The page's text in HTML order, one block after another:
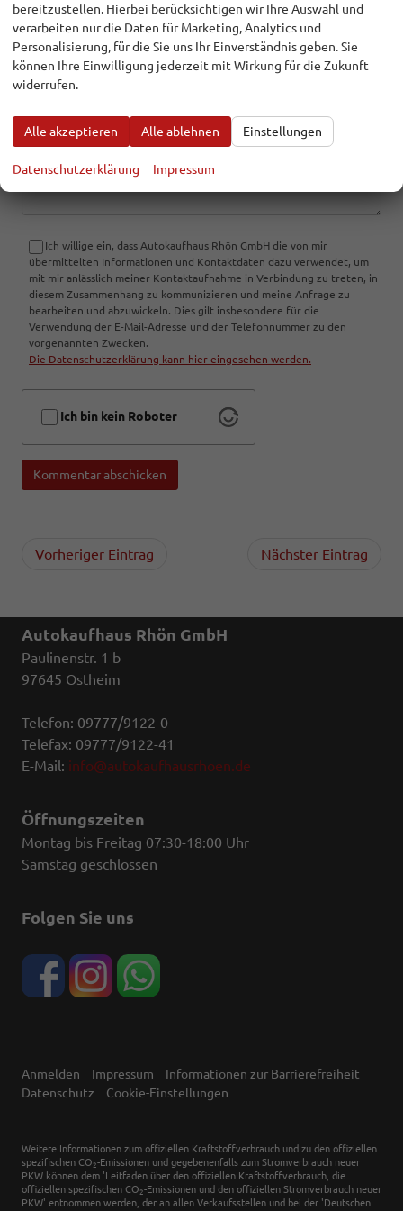
E-Mail
Kommentar
Ich willige ein, dass Autokaufhaus Rhön GmbH die von mir
übermittelten Informationen und Kontaktdaten dazu verwendet, um
mit mir anlässlich meiner Kontaktaufnahme in Verbindung zu treten, in
diesem Zusammenhang zu kommunizieren und meine Anfrage zu
bearbeiten und abzuwickeln. Dies gilt insbesondere für die
Verwendung der E-Mail-Adresse und der Telefonnummer zu den
vorgenannten Zwecken.
Die Datenschutzerklärung kann hier eingesehen werden.
Ich bin kein Roboter
Kommentar abschicken
Vorheriger Eintrag Nächster Eintrag
Autokaufhaus Rhön GmbH
Paulinenstr. 1 b
97645 Ostheim
Telefon: 09777/9122-0
Telefax: 09777/9122-41
E-Mail: info@autokaufhausrhoen.de
Öffnungszeiten
Montag bis Freitag 07:30-18:00 Uhr
Samstag geschlossen
Folgen Sie uns
Anmelden Impressum
Informationen zur Barrierefreiheit
Datenschutz
Cookie-Einstellungen
Weitere Informationen zum offiziellen Kraftstoffverbrauch und zu den offiziellen
spezifischen CO 2-Emissionen und gegebenenfalls zum Stromverbrauch neuer
PKW können dem 'Leitfaden über den offiziellen Kraftstoffverbrauch, die
offiziellen spezifischen CO 2-Emissionen und den offiziellen Stromverbrauch neuer
PKW' entnommen werden, der an allen Verkaufsstellen und bei der 'Deutschen
bereitzustellen. Hierbei berücksichtigen wir Ihre Auswahl und
verarbeiten nur die Daten für Marketing, Analytics und
Personalisierung, für die Sie uns Ihr Einverständnis geben. Sie
können Ihre Einwilligung jederzeit mit Wirkung für die Zukunft
widerrufen.
Alle akzeptieren Alle ablehnen Einstellungen
Datenschutzerklärung Impressum